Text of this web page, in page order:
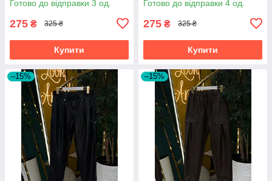
Готово до відправки 3 од.
275 ₴ 325 ₴
Купити
Готово до відправки 4 од.
275 ₴ 325 ₴
Купити
–15% –15%